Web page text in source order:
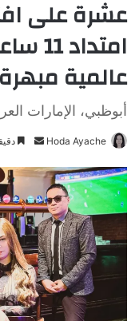
عشرة على
عالمية مبهرة
أبوظبي، الإمارات
Hoda Ayache
س
ل
ب
ر
ي
د
ا
إ